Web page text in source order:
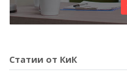
Статии от КиК